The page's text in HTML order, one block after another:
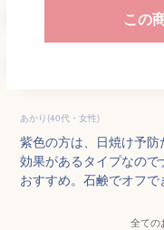
この
あかり(40代・女性)
紫色の方は、日焼け予
効果があるタイプなの
おすすめ。石鹸でオフで
全ての